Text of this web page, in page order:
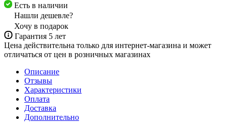
Есть в наличии
Нашли дешевле?
Хочу в подарок
Гарантия 5 лет
Цена действительна только для интернет-магазина и может
отличаться от цен в розничных магазинах
Описание
Отзывы
Характеристики
Оплата
Доставка
Дополнительно